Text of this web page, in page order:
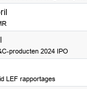
2024
2024
producten 2024 IPO
LEF rapportages